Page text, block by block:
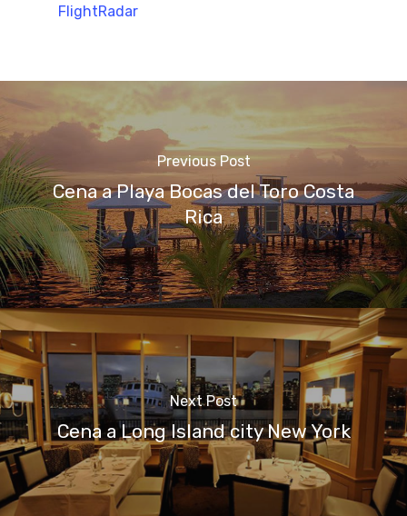
FlightRadar
Previous Post
Cena a Playa Bocas del Toro Costa
Rica
Next Post
Cena a Long Island city New York